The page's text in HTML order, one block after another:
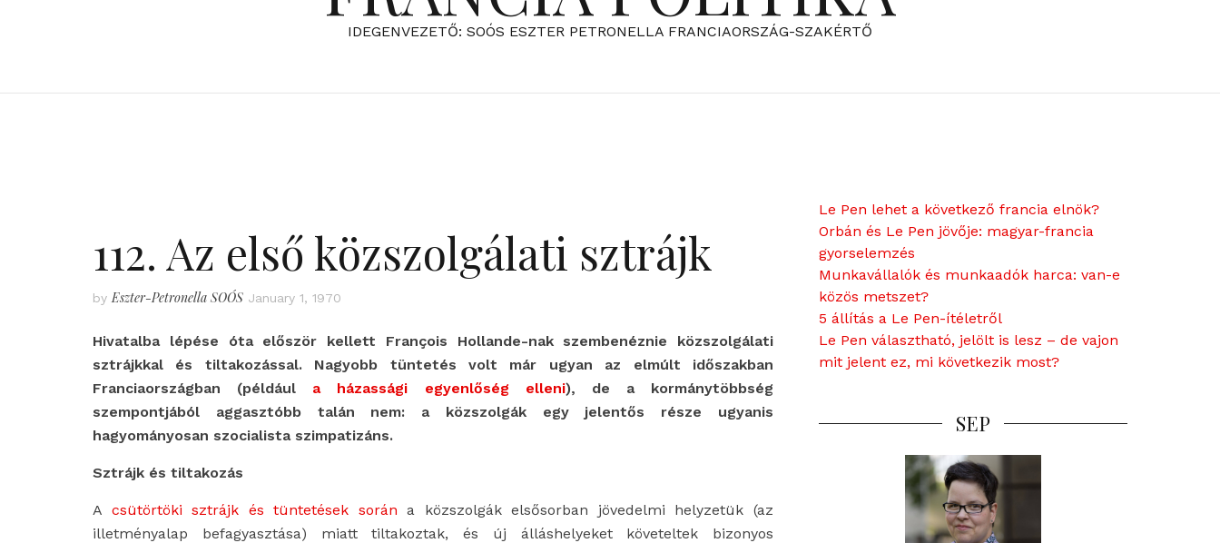
IDEGENVEZETŐ: SOÓS ESZTER PETRONELLA FRANCIAORSZÁG-SZAKÉRTŐ
112. Az első közszolgálati sztrájk
by Eszter-Petronella SOÓS January 1, 1970
Hivatalba lépése óta először kellett François Hollande-nak szembenéznie közszolgálati
sztrájkkal és tiltakozással. Nagyobb tüntetés volt már ugyan az elmúlt időszakban
Franciaországban (például a házassági egyenlőség elleni), de a kormánytöbbség
szempontjából aggasztóbb talán nem: a közszolgák egy jelentős része ugyanis
hagyományosan szocialista szimpatizáns.
Sztrájk és tiltakozás
A csütörtöki sztrájk és tüntetések során a közszolgák elsősorban jövedelmi helyzetük (az
illetményalap befagyasztása) miatt tiltakoztak, és új álláshelyeket követeltek bizonyos
Le Pen lehet a következő francia elnök?
Orbán és Le Pen jövője: magyar-francia
gyorselemzés
Munkavállalók és munkaadók harca: van-e
közös metszet?
5 állítás a Le Pen-ítéletről
Le Pen választható, jelölt is lesz – de vajon
mit jelent ez, mi következik most?
SEP